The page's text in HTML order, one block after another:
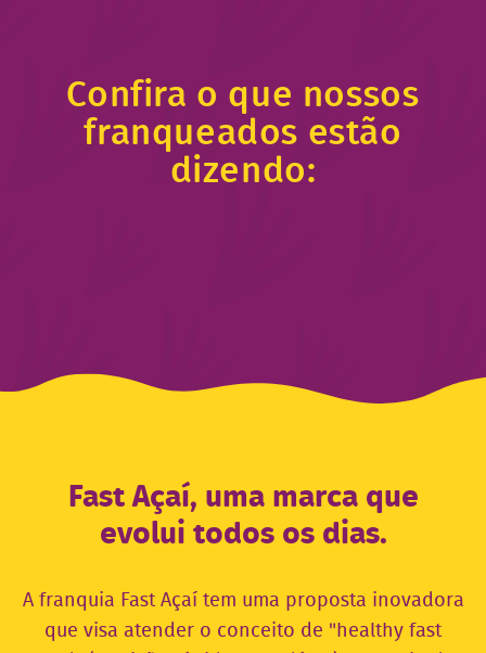
Confira o que nossos
franqueados estão
dizendo:
Fast Açaí, uma marca que
evolui todos os dias.
A franquia Fast Açaí tem uma proposta inovadora
que visa atender o conceito de "healthy fast